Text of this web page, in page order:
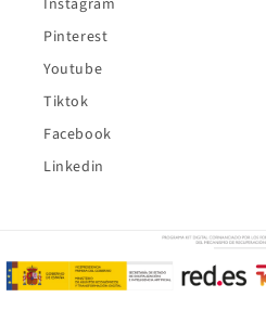
Instagram
Pinterest
Youtube
Tiktok
Facebook
Linkedin